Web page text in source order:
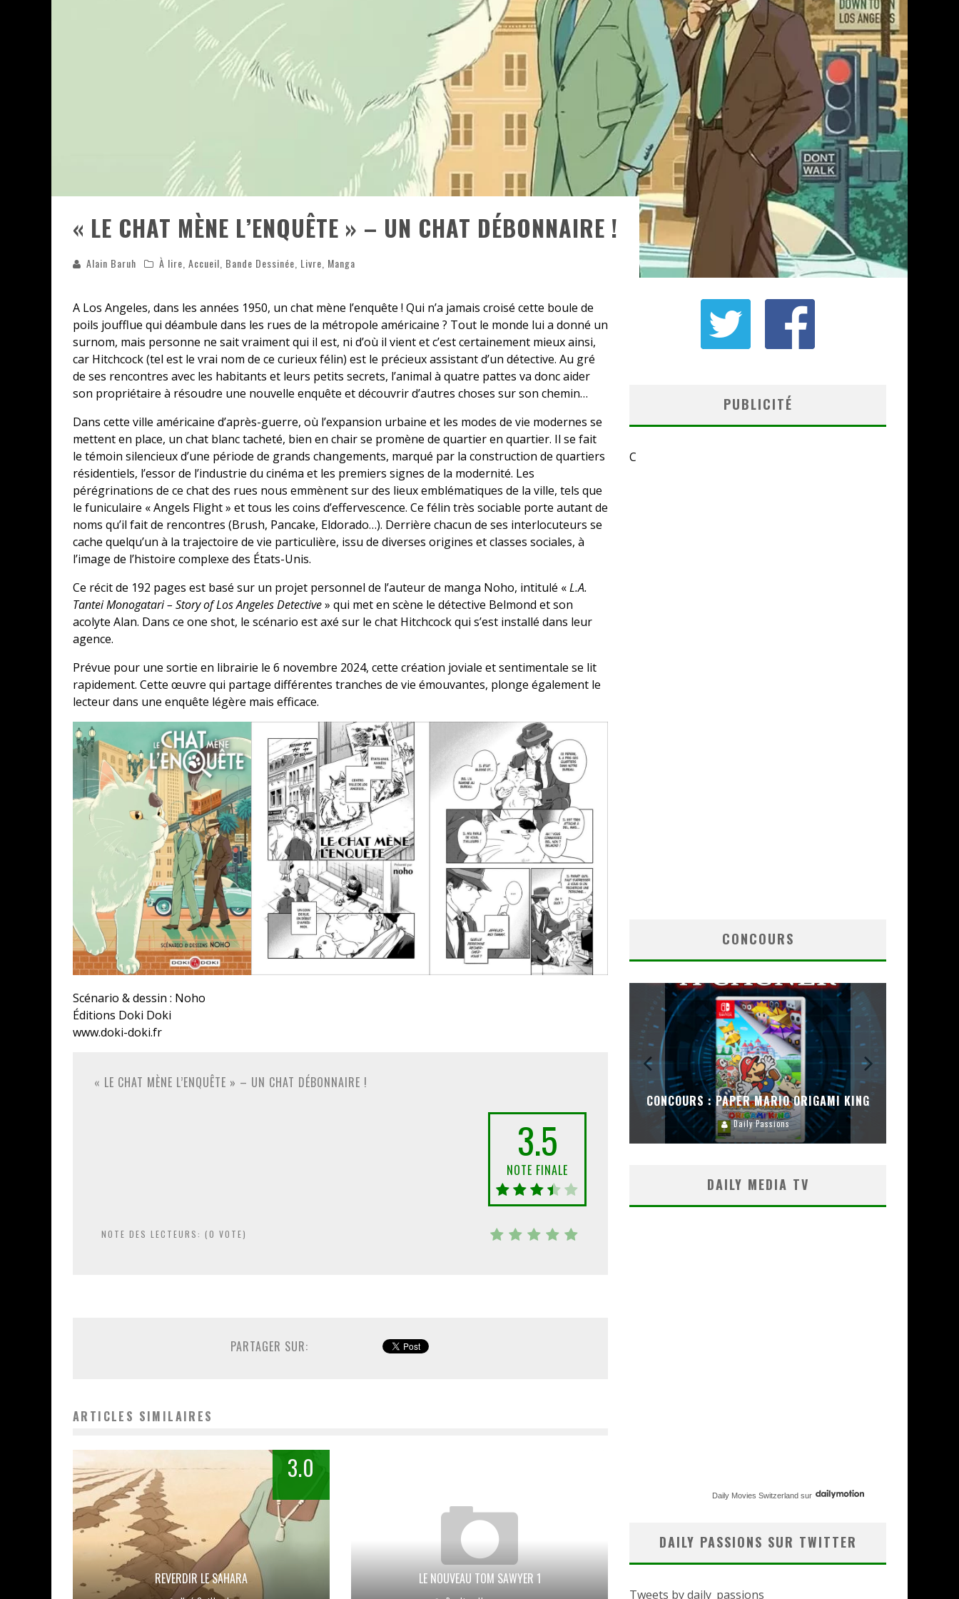
«
DR WERTHAM / L’HOMME QUI ÉTUDIA LES TUEURS EN SÉRIE » - UN MÉTIER À RISQUE !
ASSASSIN'S CREED BLACK FLAG RESYNCED
« LE VENT DAND LES SAULES » - UNE BELLE HISTOIRE !
« DAMN THEM ALL » - UN DUO DE CHOC !
« LE CHAT MÈNE L’ENQUÊTE » – UN CHAT DÉBONNAIRE !
Alain Baruh À lire Accueil Bande Dessinée Livre Manga
A Los Angeles, dans les années 1950, un chat mène l’enquête ! Qui n’a jamais croisé cette boule de
poils joufflue qui déambule dans les rues de la métropole américaine ? Tout le monde lui a donné un
surnom, mais personne ne sait vraiment qui il est, ni d’où il vient et c’est certainement mieux ainsi,
car Hitchcock (tel est le vrai nom de ce curieux félin) est le précieux assistant d’un détective. Au gré
de ses rencontres avec les habitants et leurs petits secrets, l’animal à quatre pattes va donc aider
son propriétaire à résoudre une nouvelle enquête et découvrir d’autres choses sur son chemin…
Dans cette ville américaine d’après-guerre, où l’expansion urbaine et les modes de vie modernes se
mettent en place, un chat blanc tacheté, bien en chair se promène de quartier en quartier. Il se fait
le témoin silencieux d’une période de grands changements, marqué par la construction de quartiers
résidentiels, l’essor de l’industrie du cinéma et les premiers signes de la modernité. Les
pérégrinations de ce chat des rues nous emmènent sur des lieux emblématiques de la ville, tels que
le funiculaire « Angels Flight » et tous les coins d’effervescence. Ce félin très sociable porte autant de
noms qu’il fait de rencontres (Brush, Pancake, Eldorado…). Derrière chacun de ses interlocuteurs se
cache quelqu’un à la trajectoire de vie particulière, issu de diverses origines et classes sociales, à
l’image de l’histoire complexe des États-Unis.
Ce récit de 192 pages est basé sur un projet personnel de l’auteur de manga Noho, intitulé «L.A.
Tantei Monogatari – Story of Los Angeles Detective» qui met en scène le détective Belmond et son
acolyte Alan. Dans ce one shot, le scénario est axé sur le chat Hitchcock qui s’est installé dans leur
agence.
Prévue pour une sortie en librairie le 6 novembre 2024, cette création joviale et sentimentale se lit
rapidement. Cette œuvre qui partage différentes tranches de vie émouvantes, plonge également le
lecteur dans une enquête légère mais efficace.
Scénario & dessin : Noho
Éditions Doki Doki
www.doki-doki.fr
« LE CHAT MÈNE L’ENQUÊTE » – UN CHAT DÉBONNAIRE !
3.5
NOTE FINALE
NOTE DES LECTEURS: (0 VOTE)
PARTAGER SUR:
ARTICLES SIMILAIRES
3.0
REVERDIR LE SAHARA LE NOUVEAU TOM SAWYER 1
PUBLICITÉ
C
CONCOURS
CONCOURS : PAPER MARIO ORIGAMI KING
Daily Passions
DAILY MEDIA TV
Daily Movies Switzerland sur
DAILY PASSIONS SUR TWITTER
Tweets by daily_passions